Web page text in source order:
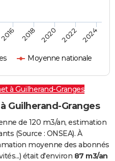
Moyenne nationale
2016 2018 2020 2022 2024
à Guilherand-Granges
Guilherand-Granges
de 120 m3/an, estimation
(Source : ONSEA). À
moyenne des abonnés
était d'environ 87 m3/an